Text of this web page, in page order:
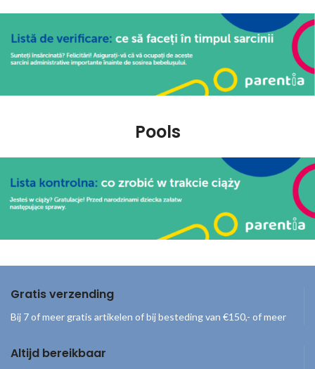
Pools
Gratis verzending
Bij 7 of meer gratis artikelen of bij besteding van €150,- of meer
Altijd bereikbaar